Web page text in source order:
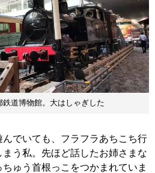
鉄道博物館。大はしゃぎした
でいても、フラフラあちこち行
まう私。先ほど話したお姉さまな
ゅう首根っこをつかまれていま